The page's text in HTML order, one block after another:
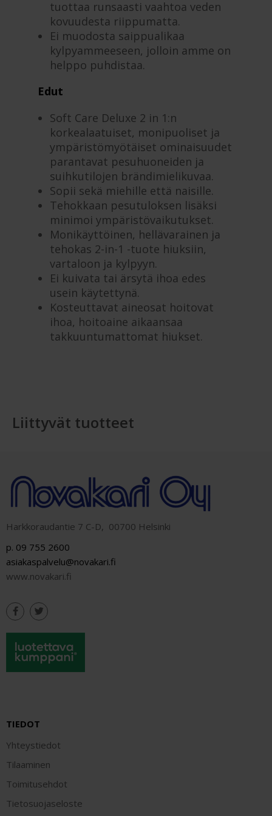
tuottaa runsaasti vaahtoa veden
kovuudesta riippumatta.
Ei muodosta saippualikaa
kylpyammeeseen, jolloin amme on
helppo puhdistaa.
Edut
Soft Care Deluxe 2 in 1:n
korkealaatuiset, monipuoliset ja
ympäristömyötäiset ominaisuudet
parantavat pesuhuoneiden ja
suihkutilojen brändimielikuvaa.
Sopii sekä miehille että naisille.
Tehokkaan pesutuloksen lisäksi
minimoi ympäristövaikutukset.
Monikäyttöinen, hellävarainen ja
tehokas 2-in-1 -tuote hiuksiin,
vartaloon ja kylpyyn.
Ei kuivata tai ärsytä ihoa edes
usein käytettynä.
Kosteuttavat aineosat hoitovat
ihoa, hoitoaine aikaansaa
takkuuntumattomat hiukset.
Liittyvät tuotteet
Harkkoraudantie 7 C-D, 00700 Helsinki
p. 09 755 2600
asiakaspalvelu@novakari.fi
www.novakari.fi
TIEDOT
Yhteystiedot
Tilaaminen
Toimitusehdot
Tietosuojaseloste